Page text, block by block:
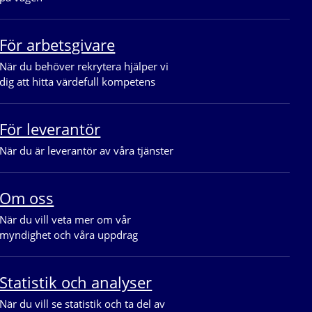
För arbetsgivare
När du behöver rekrytera hjälper vi
dig att hitta värdefull kompetens
För leverantör
När du är leverantör av våra tjänster
Om oss
När du vill veta mer om vår
myndighet och våra uppdrag
Statistik och analyser
När du vill se statistik och ta del av